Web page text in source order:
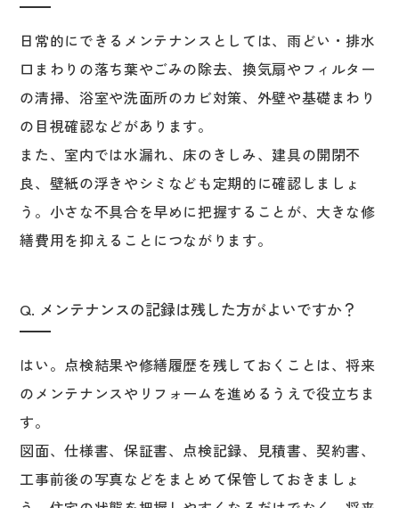
日常的にできるメンテナンスとしては、雨どい・排水
口まわりの落ち葉やごみの除去、換気扇やフィルター
の清掃、浴室や洗面所のカビ対策、外壁や基礎まわり
の目視確認などがあります。
また、室内では水漏れ、床のきしみ、建具の開閉不
良、壁紙の浮きやシミなども定期的に確認しましょ
う。小さな不具合を早めに把握することが、大きな修
繕費用を抑えることにつながります。
Q. メンテナンスの記録は残した方がよいですか？
はい。点検結果や修繕履歴を残しておくことは、将来
のメンテナンスやリフォームを進めるうえで役立ちま
す。
図面、仕様書、保証書、点検記録、見積書、契約書、
工事前後の写真などをまとめて保管しておきましょ